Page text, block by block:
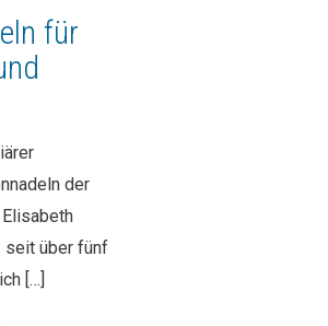
für
der
Elisabeth
seit über fünf
[…]